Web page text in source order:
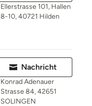
Ellerstrasse 101, Hallen
8-10, 40721 Hilden
Nachricht
Konrad Adenauer
Strasse 84, 42651
SOLINGEN